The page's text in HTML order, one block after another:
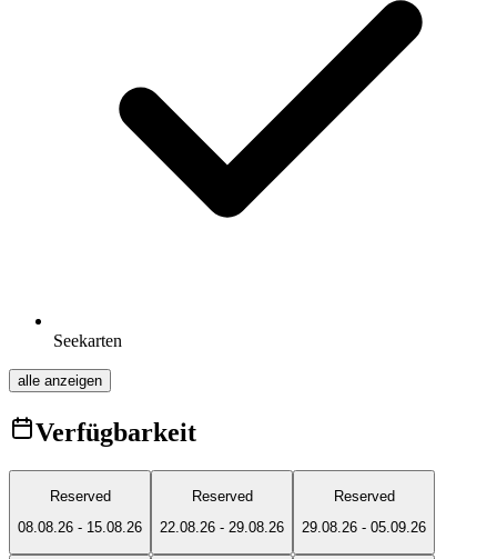
Seekarten
alle anzeigen
Verfügbarkeit
Reserved
08.08.26 - 15.08.26
Reserved
22.08.26 - 29.08.26
Reserved
29.08.26 - 05.09.26